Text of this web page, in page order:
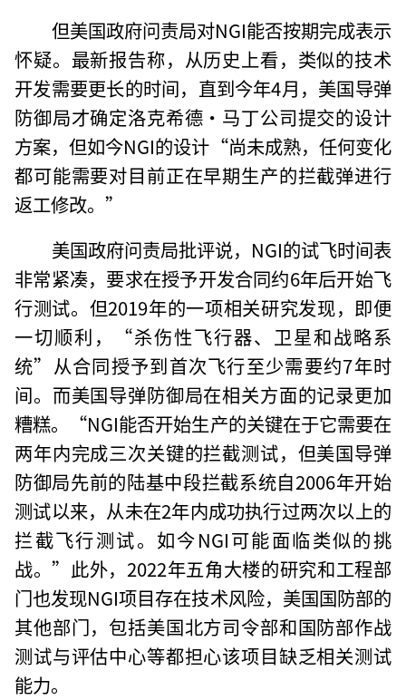
但美国政府问责局对NGI能否按期完成表示
怀疑。最新报告称，从历史上看，类似的技术
开发需要更长的时间，直到今年4月，美国导弹
防御局才确定洛克希德·马丁公司提交的设计
方案，但如今NGI的设计“尚未成熟，任何变化
都可能需要对目前正在早期生产的拦截弹进行
返工修改。”
美国政府问责局批评说，NGI的试飞时间表
非常紧凑，要求在授予开发合同约6年后开始飞
行测试。但2019年的一项相关研究发现，即便
一切顺利，“杀伤性飞行器、卫星和战略系
统”从合同授予到首次飞行至少需要约7年时
间。而美国导弹防御局在相关方面的记录更加
糟糕。“NGI能否开始生产的关键在于它需要在
两年内完成三次关键的拦截测试，但美国导弹
防御局先前的陆基中段拦截系统自2006年开始
测试以来，从未在2年内成功执行过两次以上的
拦截飞行测试。如今NGI可能面临类似的挑
战。”此外，2022年五角大楼的研究和工程部
门也发现NGI项目存在技术风险，美国国防部的
其他部门，包括美国北方司令部和国防部作战
测试与评估中心等都担心该项目缺乏相关测试
能力。